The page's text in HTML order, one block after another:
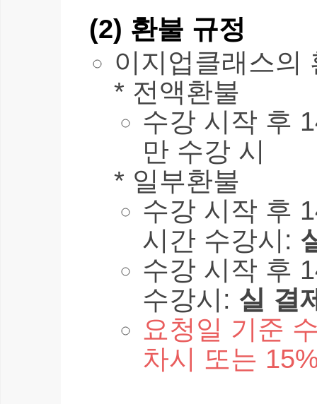
(2) 환불 규정
이지업클래스의
* 전액환불
수강 시작 후
만 수강 시
* 일부환불
수강 시작 후
시간 수강시:
수강 시작 후
수강시: 실 결
요청일 기준
차시 또는